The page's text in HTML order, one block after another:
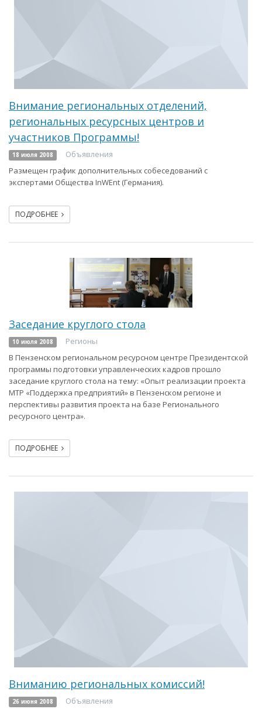
Внимание региональных отделений,
региональных ресурсных центров и
участников Программы!
18 июля 2008
Объявления
Размещен график дополнительных собеседований с
экспертами Общества InWEnt (Германия).
ПОДРОБНЕЕ
Заседание круглого стола
10 июля 2008
Регионы
В Пензенском региональном ресурсном центре Президентской
программы подготовки управленческих кадров прошло
заседание круглого стола на тему: «Опыт реализации проекта
МТР «Поддержка предприятий» в Пензенском регионе и
перспективы развития проекта на базе Регионального
ресурсного центра».
ПОДРОБНЕЕ
Вниманию региональных комиссий!
26 июня 2008
Объявления